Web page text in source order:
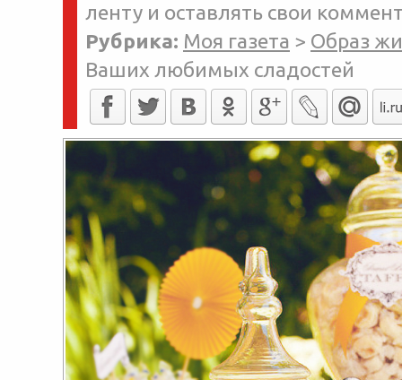
ленту и оставлять свои
Рубрика: Моя газета > Образ
Ваших любимых сладостей